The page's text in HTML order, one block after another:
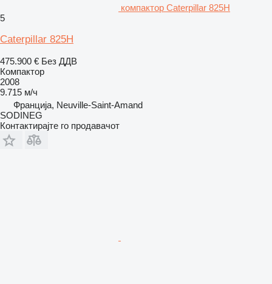
компактор Caterpillar 825H
5
Caterpillar 825H
475.900 € Без ДДВ
Компактор
2008
9.715 м/ч
Франција, Neuville-Saint-Amand
SODINEG
Контактирајте го продавачот